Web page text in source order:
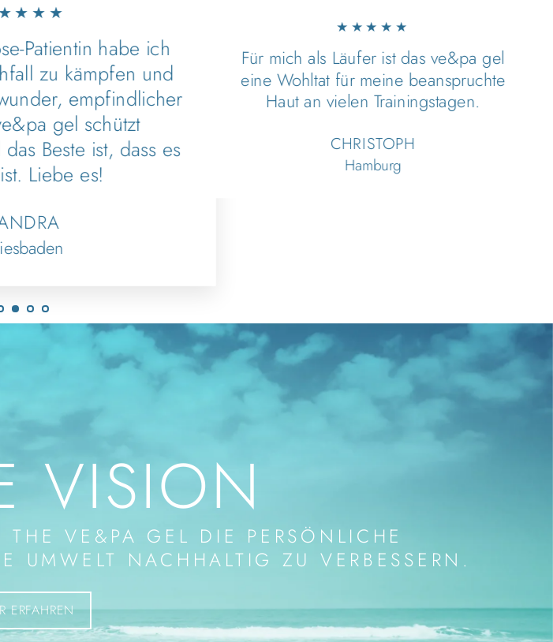
Patientin habe ich
zu kämpfen und
empfindlicher
gel schützt
Beste ist, dass es
Liebe es!
★★★★★
Für mich als Läufer ist das ve&pa gel
eine Wohltat für meine beanspruchte
Haut an vielen Trainingstagen.
CHRISTOPH
Hamburg
VISION
VE&PA GEL DIE PERSÖNLICHE
UMWELT NACHHALTIG ZU VERBESSERN.
ERFAHREN